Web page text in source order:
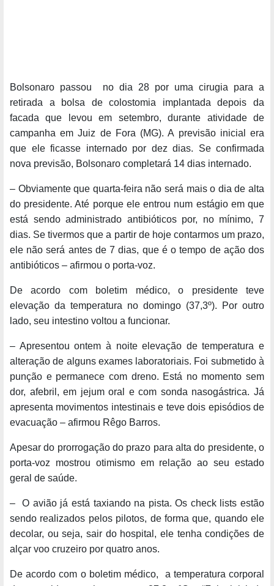
Bolsonaro passou no dia 28 por uma cirugia para a
retirada a bolsa de colostomia implantada depois da
facada que levou em setembro, durante atividade de
campanha em Juiz de Fora (MG). A previsão inicial era
que ele ficasse internado por dez dias. Se confirmada
nova previsão, Bolsonaro completará 14 dias internado.
– Obviamente que quarta-feira não será mais o dia de alta
do presidente. Até porque ele entrou num estágio em que
está sendo administrado antibióticos por, no mínimo, 7
dias. Se tivermos que a partir de hoje contarmos um prazo,
ele não será antes de 7 dias, que é o tempo de ação dos
antibióticos – afirmou o porta-voz.
De acordo com boletim médico, o presidente teve
elevação da temperatura no domingo (37,3º). Por outro
lado, seu intestino voltou a funcionar.
– Apresentou ontem à noite elevação de temperatura e
alteração de alguns exames laboratoriais. Foi submetido à
punção e permanece com dreno. Está no momento sem
dor, afebril, em jejum oral e com sonda nasogástrica. Já
apresenta movimentos intestinais e teve dois episódios de
evacuação – afirmou Rêgo Barros.
Apesar do prorrogação do prazo para alta do presidente, o
porta-voz mostrou otimismo em relação ao seu estado
geral de saúde.
– O avião já está taxiando na pista. Os check lists estão
sendo realizados pelos pilotos, de forma que, quando ele
decolar, ou seja, sair do hospital, ele tenha condições de
alçar voo cruzeiro por quatro anos.
De acordo com o boletim médico, a temperatura corporal